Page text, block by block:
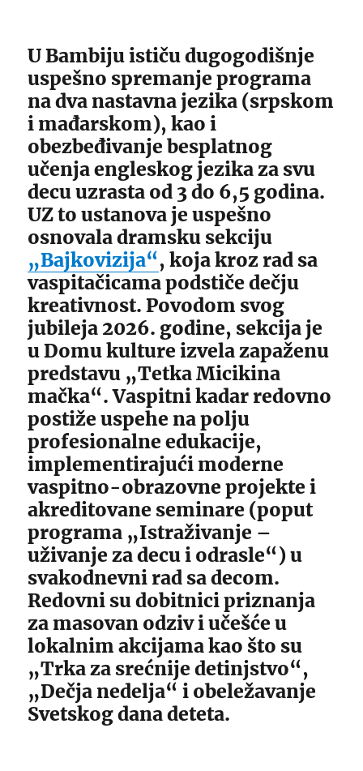
U Bambiju ističu dugogodišnje
uspešno spremanje programa
na dva nastavna jezika (srpskom
i mađarskom), kao i
obezbeđivanje besplatnog
učenja engleskog jezika za svu
decu uzrasta od 3 do 6,5 godina.
UZ to ustanova je uspešno
osnovala dramsku sekciju
„Bajkovizija“, koja kroz rad sa
vaspitačicama podstiče dečju
kreativnost. Povodom svog
jubileja 2026. godine, sekcija je
u Domu kulture izvela zapaženu
predstavu „Tetka Micikina
mačka“. Vaspitni kadar redovno
postiže uspehe na polju
profesionalne edukacije,
implementirajući moderne
vaspitno-obrazovne projekte i
akreditovane seminare (poput
programa „Istraživanje –
uživanje za decu i odrasle“) u
svakodnevni rad sa decom.
Redovni su dobitnici priznanja
za masovan odziv i učešće u
lokalnim akcijama kao što su
„Trka za srećnije detinjstvo“,
„Dečja nedelja“ i obeležavanje
Svetskog dana deteta.